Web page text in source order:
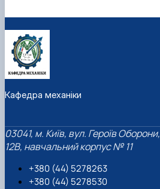
Кафедра механіки
03041, м. Київ, вул. Героїв Оборони,
12B, навчальний корпус № 11
+380 (44) 5278263
+380 (44) 5278530